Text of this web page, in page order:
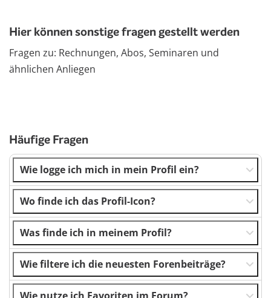
Hier können sonstige fragen gestellt werden
Fragen zu: Rechnungen, Abos, Seminaren und
ähnlichen Anliegen
Häufige Fragen
Wie logge ich mich in mein Profil ein?
Wo finde ich das Profil-Icon?
Was finde ich in meinem Profil?
Wie filtere ich die neuesten Forenbeiträge?